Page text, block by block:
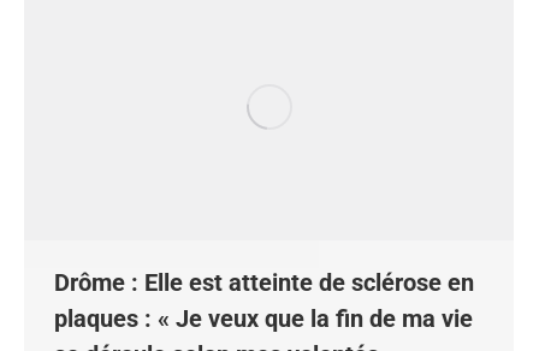
Drôme : Elle est atteinte de sclérose en
plaques : « Je veux que la fin de ma vie